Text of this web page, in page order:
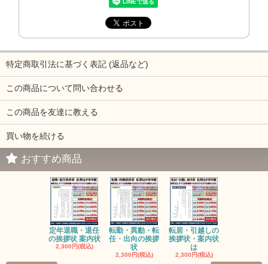
特定商取引法に基づく表記 (返品など)
この商品について問い合わせる
この商品を友達に教える
買い物を続ける
おすすめ商品
定年退職・退任
の挨拶状 案内状
2,300円(税込)
転勤・異動・転
任・出向の挨拶
状
2,300円(税込)
転居・引越しの
挨拶状・案内状
は
2,300円(税込)